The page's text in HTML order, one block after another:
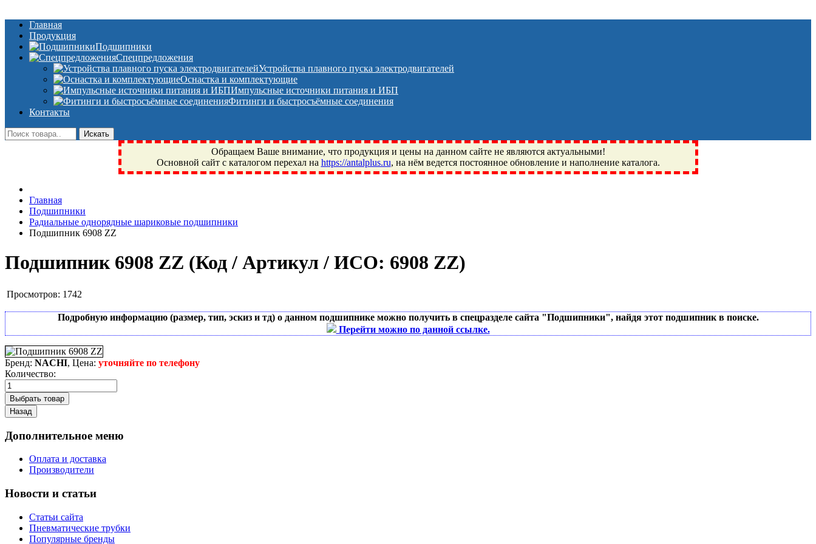
Главная
Продукция
Подшипники
Спецпредложения
Устройства плавного пуска электродвигателей
Оснастка и комплектующие
Импульсные источники питания и ИБП
Фитинги и быстросъёмные соединения
Контакты
Обращаем Ваше внимание, что продукция и цены на данном сайте не являются актуальными!
Основной сайт с каталогом перехал на https://antalplus.ru, на нём ведется постоянное обновление и наполнение каталога.
Фрязино, Антал+, плюс, Свердловский, Загорянский, Юбилейный, Щелково, Москва, Пушкино, Королёв, Балашиха, Фряново, Монино, Ивантеевка, подшипники, пневматика, метизы,
техника, сварочные аппараты, NIS, NSK, JED, KPT, NXZ, ГПЗ, Neutral, WHX, ZWZ, CRAFT, СПЗ-4, NECTECH, KG, LQY, DPI, BSN, SPZ, РФ, BMZ, ХАРП, CX, РОЛТОМ, APZ, FBJ, KYK,
NTN, SKF, купить, заказать
Главная
Подшипники
Радиальные однорядные шариковые подшипники
Подшипник 6908 ZZ
Подшипник 6908 ZZ (Код / Артикул / ИСО: 6908 ZZ)
Просмотров: 1742
Подробную информацию (размер, тип, эскиз и тд) о данном подшипнике можно получить в спецразделе сайта "Подшипники", найдя этот подшипник в поиске.
Перейти можно по данной ссылке.
Бренд: NACHI, Цена: уточняйте по телефону
Количество:
Дополнительное меню
Оплата и доставка
Производители
Новости и статьи
Статьи сайта
Пневматические трубки
Популярные бренды